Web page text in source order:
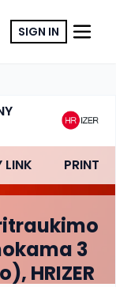
SIGN IN
LINK
PRINT
3
HRIZER